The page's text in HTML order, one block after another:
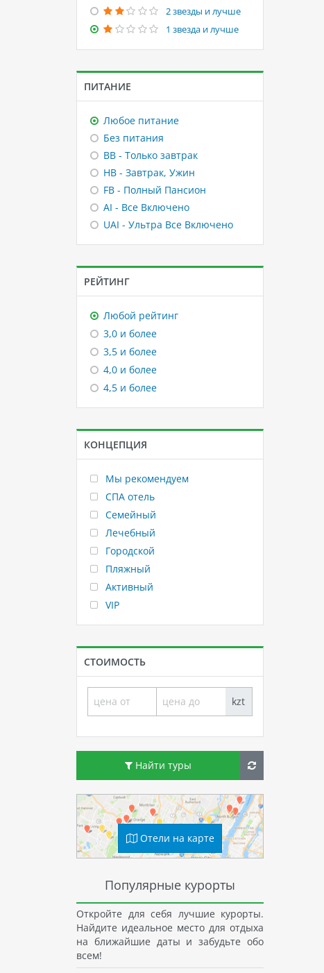
2 звезды и лучше
1 звезда и лучше
ПИТАНИЕ
Любое питание
Без питания
BB - Только завтрак
HB - Завтрак, Ужин
FB - Полный Пансион
AI - Все Включено
UAI - Ультра Все Включено
РЕЙТИНГ
Любой рейтинг
3,0 и более
3,5 и более
4,0 и более
4,5 и более
КОНЦЕПЦИЯ
Мы рекомендуем
СПА отель
Семейный
Лечебный
Городской
Пляжный
Активный
VIP
СТОИМОСТЬ
kzt
Найти туры
Отели на карте
Популярные курорты
Откройте для себя лучшие курорты.
Найдите идеальное место для отдыха
на ближайшие даты и забудьте обо
всем!